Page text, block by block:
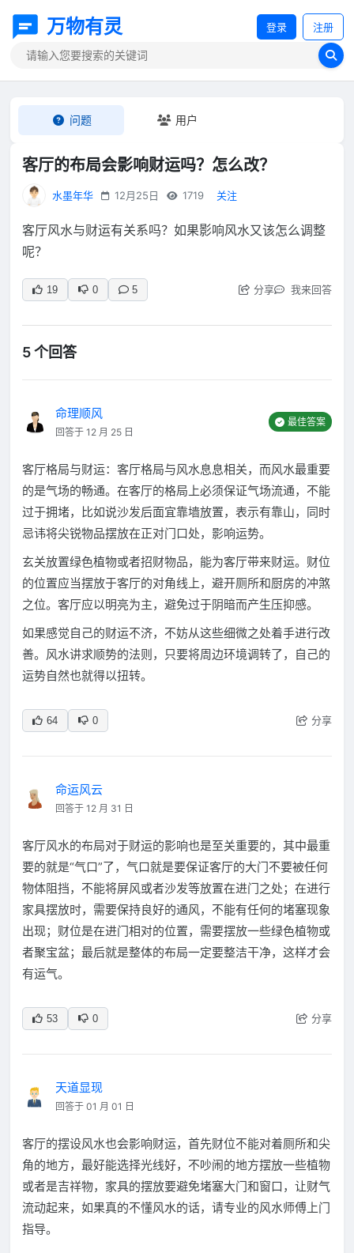
万物有灵 登录 注册
问题 用户
客厅的布局会影响财运吗？怎么改？
水墨年华 12月25日 1719 关注
客厅风水与财运有关系吗？如果影响风水又该怎么调整
呢？
19 0 5 分享 我来回答
5 个回答
命理顺风
回答于 12 月 25 日
最佳答案
客厅格局与财运：客厅格局与风水息息相关，而风水最重要
的是气场的畅通。在客厅的格局上必须保证气场流通，不能
过于拥堵，比如说沙发后面宜靠墙放置，表示有靠山，同时
忌讳将尖锐物品摆放在正对门口处，影响运势。
玄关放置绿色植物或者招财物品，能为客厅带来财运。财位
的位置应当摆放于客厅的对角线上，避开厕所和厨房的冲煞
之位。客厅应以明亮为主，避免过于阴暗而产生压抑感。
如果感觉自己的财运不济，不妨从这些细微之处着手进行改
善。风水讲求顺势的法则，只要将周边环境调转了，自己的
运势自然也就得以扭转。
64 0 分享
命运风云
回答于 12 月 31 日
客厅风水的布局对于财运的影响也是至关重要的，其中最重
要的就是“气口”了，气口就是要保证客厅的大门不要被任何
物体阻挡，不能将屏风或者沙发等放置在进门之处；在进行
家具摆放时，需要保持良好的通风，不能有任何的堵塞现象
出现；财位是在进门相对的位置，需要摆放一些绿色植物或
者聚宝盆；最后就是整体的布局一定要整洁干净，这样才会
有运气。
53 0 分享
天道显现
回答于 01 月 01 日
客厅的摆设风水也会影响财运，首先财位不能对着厕所和尖
角的地方，最好能选择光线好，不吵闹的地方摆放一些植物
或者是吉祥物，家具的摆放要避免堵塞大门和窗口，让财气
流动起来，如果真的不懂风水的话，请专业的风水师傅上门
指导。